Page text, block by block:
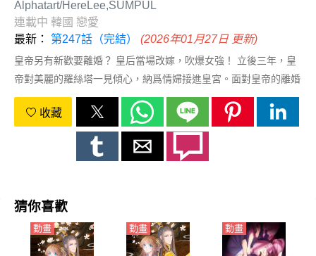
Alphatart/HereLee,SUMPUL
連載中 韓國 戀愛
最新： 第247話（完結） (2026年01月27日 更新)
皇帝另有新歡要離婚？ 皇后當場改嫁，吹爆女強！ 立後三年，皇
帝對美麗的羅絲塔一見傾心，納爲情婦接進皇宮。面對皇帝的離婚
要求，皇后霸氣回答：“我同意離婚。但是我要求，再婚。”
收藏
猜你喜歡
動畫 動畫 動畫